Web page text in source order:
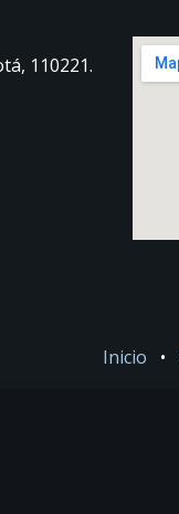
110221.
Inicio •